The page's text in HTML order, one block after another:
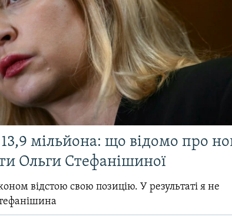
мільйона: що відомо про
Ольги Стефанішиної
відстою свою позицію. У результаті я не